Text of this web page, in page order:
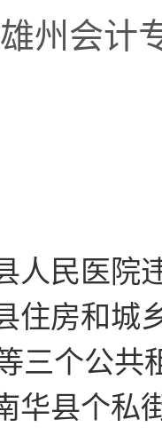
州会计
人民医院
住房和城
三个公共
华县个私